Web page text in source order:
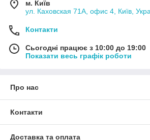
м. Київ
ул. Каховская 71А, офис 4, Київ,
Контакти
Сьогодні працює з 10:00 до 19:00
Показати весь графік роботи
Про нас
Контакти
Доставка та оплата